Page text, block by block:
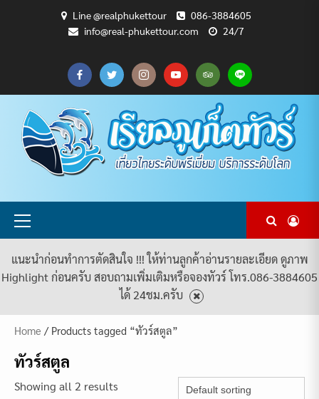
Line @realphukettour
086-3884605
info@real-phukettour.com
24/7
CART
CHECKOUT
MY
ACCOUNT
SAMPLE
PAGE
ทัวร์
ทั้งหมด
บทความ
ท่อง
เที่ยว
ยินดี
ต้อนรับ
สู่
PHUKET
TOUR
เกี่ยว
กับ
เรา
แพ็คเกจ
ทัวร์
ทั้งหมด
Primary
แนะนำก่อนทำการตัดสินใจ !!! ให้ท่านลูกค้าอ่านรายละเอียด ดูภาพ
Highlight ก่อนครับ สอบถามเพิ่มเติมหรือจองทัวร์ โทร.086-3884605
ได้ 24ชม.ครับ
Home / Products tagged “ทัวร์สตูล”
ทัวร์สตูล
Showing all 2 results